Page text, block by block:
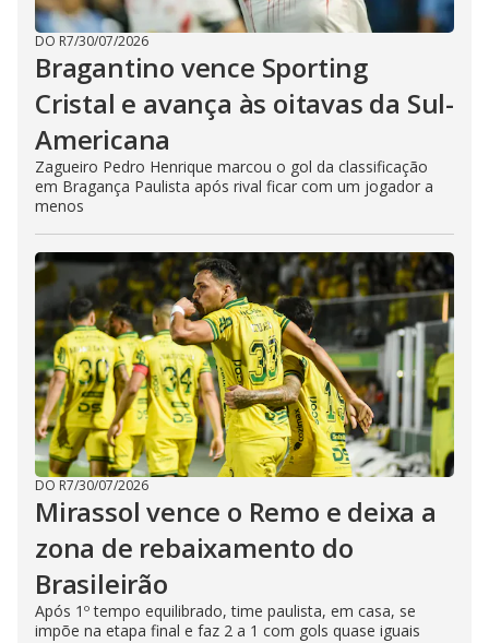
DO R7/30/07/2026
Bragantino vence Sporting
Cristal e avança às oitavas da Sul-
Americana
Zagueiro Pedro Henrique marcou o gol da classificação
em Bragança Paulista após rival ficar com um jogador a
menos
DO R7/30/07/2026
Mirassol vence o Remo e deixa a
zona de rebaixamento do
Brasileirão
Após 1º tempo equilibrado, time paulista, em casa, se
impõe na etapa final e faz 2 a 1 com gols quase iguais